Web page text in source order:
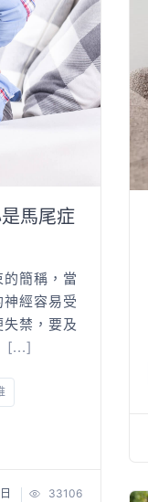
馬尾症
的簡稱，當
經容易受
禁，要及
[...]
33106